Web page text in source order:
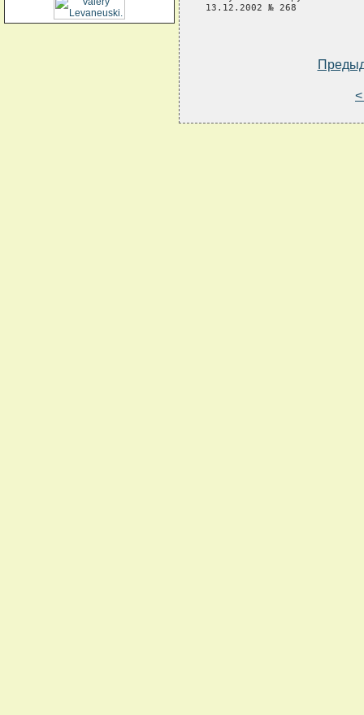
13.12.2002 № 268